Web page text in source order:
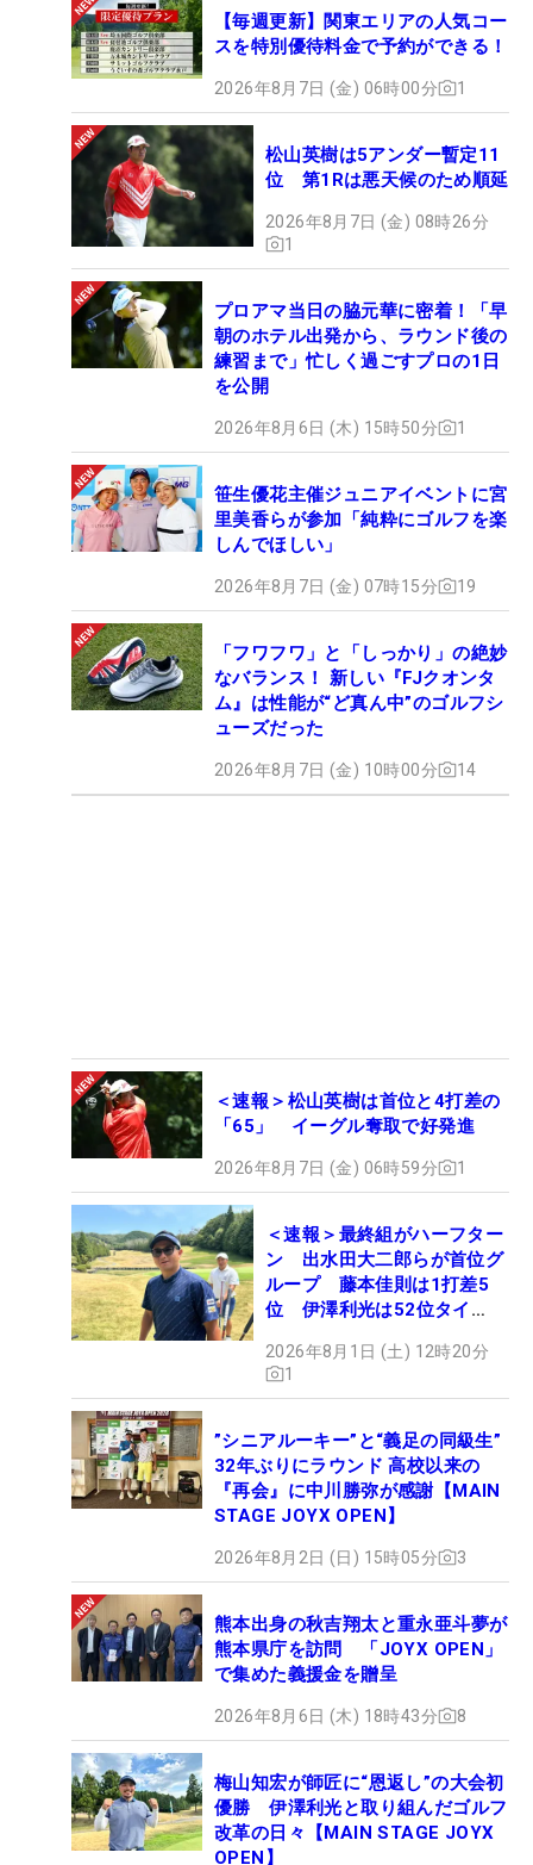
【毎週更新】関東エリアの人気コー
スを特別優待料金で予約ができる！
2026年8月7日 (金) 06時00分 1
松山英樹は5アンダー暫定11
位 第1Rは悪天候のため順延
2026年8月7日 (金) 08時26分
1
プロアマ当日の脇元華に密着！「早
朝のホテル出発から、ラウンド後の
練習まで」忙しく過ごすプロの1日
を公開
2026年8月6日 (木) 15時50分 1
笹生優花主催ジュニアイベントに宮
里美香らが参加「純粋にゴルフを楽
しんでほしい」
2026年8月7日 (金) 07時15分 19
「フワフワ」と「しっかり」の絶妙
なバランス！ 新しい『FJクオンタ
ム』は性能が“ど真ん中”のゴルフシ
ューズだった
2026年8月7日 (金) 10時00分 14
＜速報＞松山英樹は首位と4打差の
「65」 イーグル奪取で好発進
2026年8月7日 (金) 06時59分 1
＜速報＞最終組がハーフター
ン 出水田大二郎らが首位グ
ループ 藤本佳則は1打差5
位 伊澤利光は52位タイ
OPEN】
2026年8月1日 (土) 12時20分
1
”シニアルーキー”と“義足の同級生”
32年ぶりにラウンド 高校以来の
『再会』に中川勝弥が感謝【MAIN
STAGE JOYX OPEN】
2026年8月2日 (日) 15時05分 3
熊本出身の秋吉翔太と重永亜斗夢が
熊本県庁を訪問 「JOYX OPEN」
で集めた義援金を贈呈
2026年8月6日 (木) 18時43分 8
梅山知宏が師匠に“恩返し”の大会初
優勝 伊澤利光と取り組んだゴルフ
改革の日々【MAIN STAGE JOYX
OPEN】